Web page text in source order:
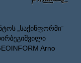
„საქინფორმი”
Arno